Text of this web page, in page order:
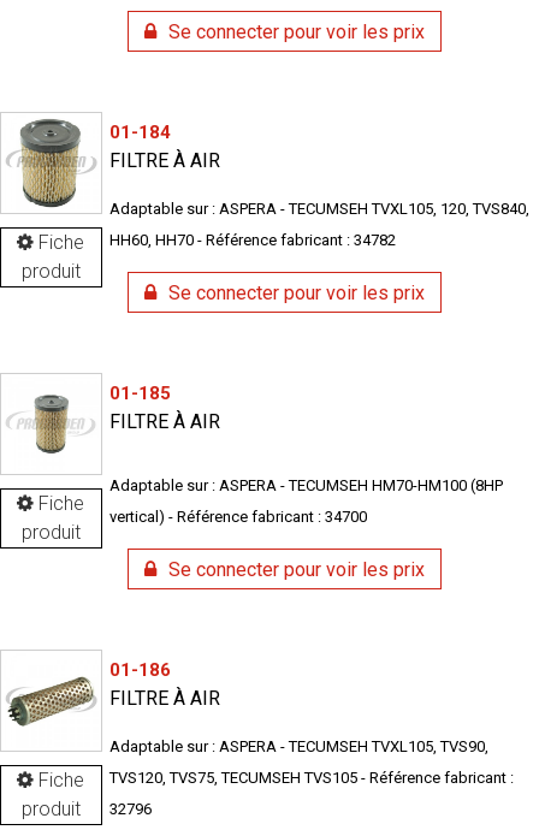
Se connecter pour voir les prix
Fiche
produit
01-184
FILTRE À AIR
Adaptable sur : ASPERA - TECUMSEH TVXL105, 120, TVS840,
HH60, HH70 - Référence fabricant : 34782
Se connecter pour voir les prix
Fiche
produit
01-185
FILTRE À AIR
Adaptable sur : ASPERA - TECUMSEH HM70-HM100 (8HP
vertical) - Référence fabricant : 34700
Se connecter pour voir les prix
Fiche
produit
01-186
FILTRE À AIR
Adaptable sur : ASPERA - TECUMSEH TVXL105, TVS90,
TVS120, TVS75, TECUMSEH TVS105 - Référence fabricant :
32796